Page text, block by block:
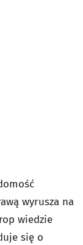
wyrusza na
wiedzie
się o